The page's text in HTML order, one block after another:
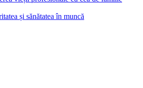
și sănătatea în muncă